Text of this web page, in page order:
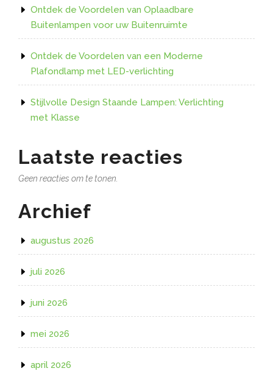
Ontdek de Voordelen van Oplaadbare
Buitenlampen voor uw Buitenruimte
Ontdek de Voordelen van een Moderne
Plafondlamp met LED-verlichting
Stijlvolle Design Staande Lampen: Verlichting
met Klasse
Laatste reacties
Geen reacties om te tonen.
Archief
augustus 2026
juli 2026
juni 2026
mei 2026
april 2026